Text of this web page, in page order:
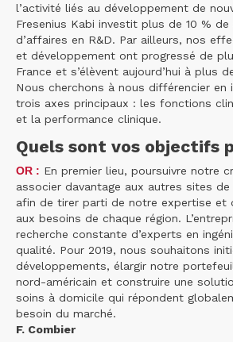
l’activité liés au développement de
Fresenius Kabi investit plus de 10 %
d’affaires en R&D. Par ailleurs, nos
et développement ont progressé de
France et s’élèvent aujourd’hui à plus
Nous cherchons à nous différencier en
trois axes principaux : les fonctions
et la performance clinique.
Quels sont vos objectifs
OR : En premier lieu, poursuivre notre
associer davantage aux autres sites de
afin de tirer parti de notre expertise et
aux besoins de chaque région.
recherche constante d’experts en
qualité. Pour 2019, nous souhaitons
développements, élargir notre
nord-américain et construire une
soins à domicile qui répondent
besoin du marché.
F. Combier